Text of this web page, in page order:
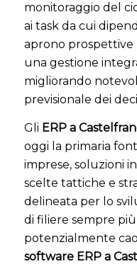
monitoraggio del
ai task da cui
aprono prospettive
una gestione
migliorando
previsionale dei
Gli ERP a
oggi la primaria
imprese, soluzioni
scelte tattiche e
delineata per lo
di filiere sempre
potenzialmente
software ERP a